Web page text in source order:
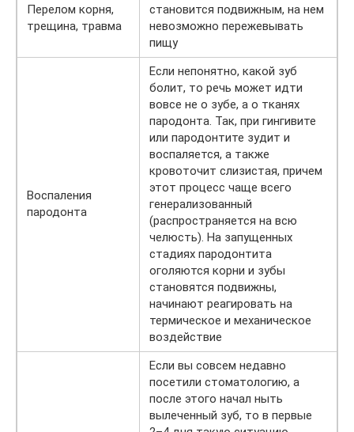
Перелом корня,
трещина, травма
становится подвижным, на нем
невозможно пережевывать
пищу
Воспаления
пародонта
Если непонятно, какой зуб
болит, то речь может идти
вовсе не о зубе, а о тканях
пародонта. Так, при гингивите
или пародонтите зудит и
воспаляется, а также
кровоточит слизистая, причем
этот процесс чаще всего
генерализованный
(распространяется на всю
челюсть). На запущенных
стадиях пародонтита
оголяются корни и зубы
становятся подвижны,
начинают реагировать на
термическое и механическое
воздействие
Если вы совсем недавно
посетили стоматологию, а
после этого начал ныть
вылеченный зуб, то в первые